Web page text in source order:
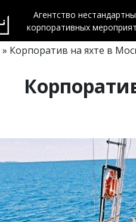
Агентство
корпоративных
» Корпоратив на яхте в